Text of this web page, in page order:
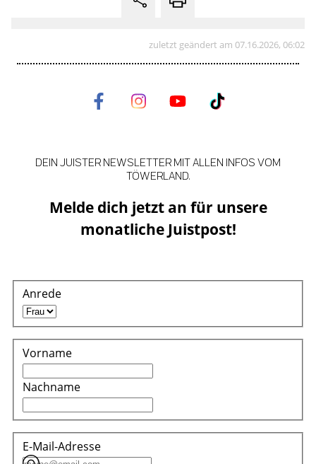
zuletzt geändert am 07.16.2026, 06:02
Melde dich jetzt an für unsere
monatliche Juistpost!
DEIN JUISTER NEWSLETTER MIT ALLEN INFOS VOM
TÖWERLAND.
Anrede
Vorname
Nachname
E-Mail-Adresse